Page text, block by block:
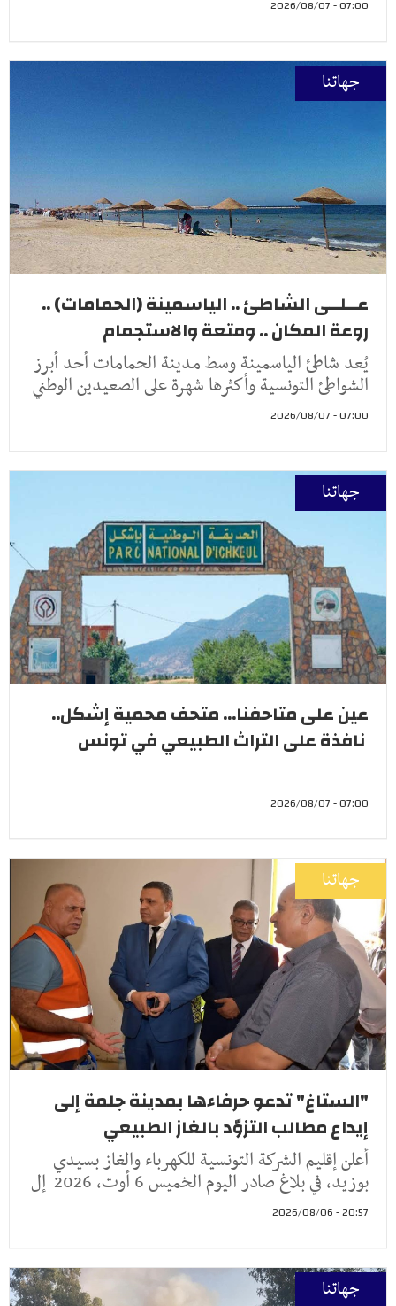
07:00 - 2026/08/07
جهاتنا
عــلــى الشاطئ .. الياسمينة (الحمامات) ..
روعة المكان .. ومتعة والاستجمام
يُعد شاطئ الياسمينة وسط مدينة الحمامات أحد أبرز
الشواطئ التونسية وأكثرها شهرة على الصعيدين الوطني
07:00 - 2026/08/07
جهاتنا
عين على متاحفنا... متحف محمية إشكل..
نافذة على التراث الطبيعي في تونس
07:00 - 2026/08/07
جهاتنا
"الستاغ" تدعو حرفاءها بمدينة جلمة إلى
إيداع مطالب التزوّد بالغاز الطبيعي
أعلن إقليم الشركة التونسية للكهرباء والغاز بسيدي
بوزيد، في بلاغ صادر اليوم الخميس 6 أوت، 2026 إل
20:57 - 2026/08/06
جهاتنا